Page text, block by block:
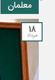
معلمان
18
مرداد